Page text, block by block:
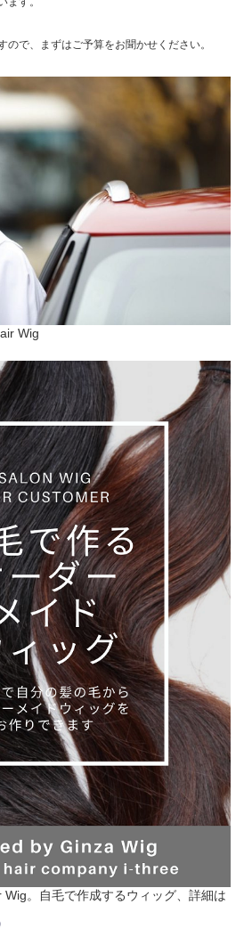
ので、まずはご予算をお聞かせください。
Wig
。自毛で作成するウィッグ、詳細は